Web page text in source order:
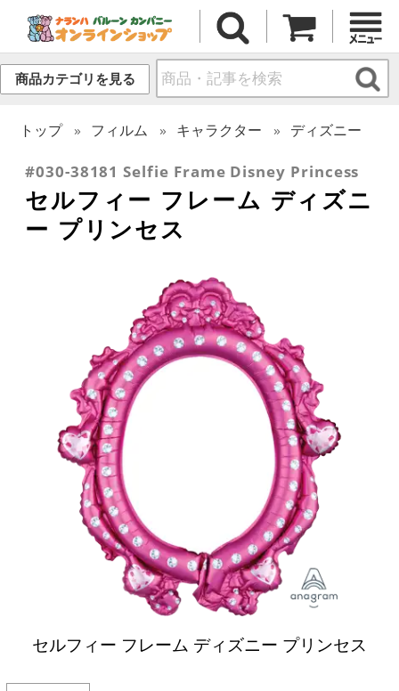
商品カテゴリを見る
トップ フィルム キャラクター ディズニー
#030-38181 Selfie Frame Disney Princess
セルフィー フレーム ディズニ
ー プリンセス
セルフィー フレーム ディズニー プリンセス